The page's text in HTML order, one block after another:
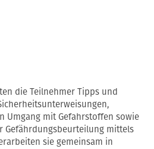
die Teilnehmer Tipps und
Umgang mit Gefahrstoffen sowie
Gefährdungsbeurteilung mittels
sie gemeinsam in